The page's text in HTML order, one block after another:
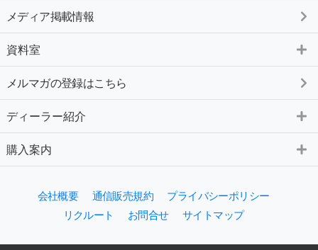
メディア掲載情報
資料室
メルマガの登録はこちら
ディーラー紹介
購入案内
会社概要 通信販売規約
プライバシーポリシー
リクルート
お問合せ サイトマップ